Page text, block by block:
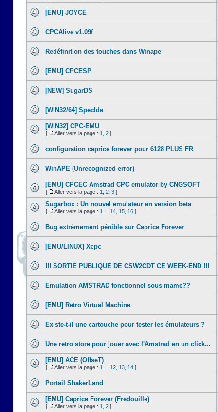
[EMU] JOYCE
CPCAlive v1.09f
Redéfinition des touches dans Winape
[EMU] CPCESP
[NEW] SugarDS
[WIN32/64] SpecIde
[WIN32] CPC-EMU
[ Aller vers la page : 1 2 ]
configuration caprice forever pour 6128 PLUS FR
WinAPE (Unrecognized error)
[EMU] CPCEC Amstrad CPC emulator by CNGSOFT
[ Aller vers la page : 1 2 3 ]
Sugarbox : Un nouvel emulateur en version beta
[ Aller vers la page : 1 14 15 16 ]
Bug extrêmement pénible sur Caprice Forever
[EMU/LINUX] Xcpc
!!! SORTIE PUBLIQUE DE CSW2CDT CE WEEK-END !!!
Emulation AMSTRAD fonctionnel sous mame??
[EMU] Retro Virtual Machine
Existe-t-il une cartouche pour tester les émulateurs ?
Une retro store pour jouer avec l'Amstrad en un click...
[EMU] ACE (OffseT)
[ Aller vers la page : 1 12 13 14 ]
Portail ShakerLand
[EMU] Caprice Forever (Fredouille)
[ Aller vers la page : 1 2 ]